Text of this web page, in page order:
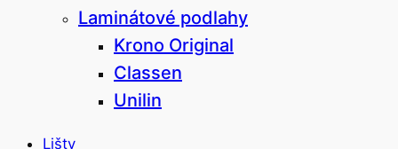
Laminátové podlahy
Krono Original
Classen
Unilin
Lišty